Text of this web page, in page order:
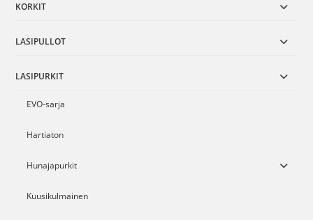
KORKIT
LASIPULLOT
LASIPURKIT
EVO-sarja
Hartiaton
Hunajapurkit
Kuusikulmainen